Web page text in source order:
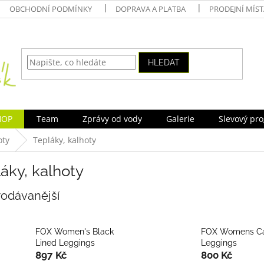
OBCHODNÍ PODMÍNKY DOPRAVA A PLATBA PRODEJNÍ
HLEDAT
Team Zprávy od vody Galerie
Slevový
Tepláky, kalhoty
kalhoty
FOX Women's Black
Lined Leggings
897 Kč
FOX Womens
Leggings
800 Kč